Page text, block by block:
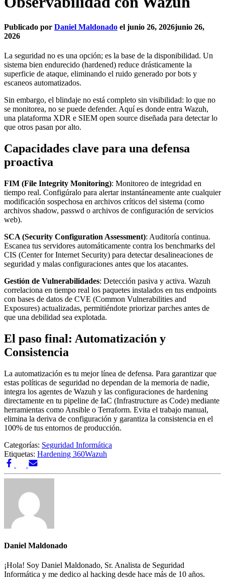
Publicado por Daniel Maldonado el junio 26, 2026junio 26,
2026
La seguridad no es una opción; es la base de la disponibilidad. Un
sistema bien endurecido (hardened) reduce drásticamente la
superficie de ataque, eliminando el ruido generado por bots y
escaneos automatizados.
Sin embargo, el blindaje no está completo sin visibilidad: lo que no
se monitorea, no se puede defender. Aquí es donde entra Wazuh,
una plataforma XDR e SIEM open source diseñada para detectar lo
que otros pasan por alto.
Capacidades clave para una defensa
proactiva
FIM (File Integrity Monitoring): Monitoreo de integridad en
tiempo real. Configúralo para alertar instantáneamente ante cualquier
modificación sospechosa en archivos críticos del sistema (como
archivos shadow, passwd o archivos de configuración de servicios
web).
SCA (Security Configuration Assessment): Auditoría continua.
Escanea tus servidores automáticamente contra los benchmarks del
CIS (Center for Internet Security) para detectar desalineaciones de
seguridad y malas configuraciones antes que los atacantes.
Gestión de Vulnerabilidades: Detección pasiva y activa. Wazuh
correlaciona en tiempo real los paquetes instalados en tus endpoints
con bases de datos de CVE (Common Vulnerabilities and
Exposures) actualizadas, permitiéndote priorizar parches antes de
que una debilidad sea explotada.
El paso final: Automatización y
Consistencia
La automatización es tu mejor línea de defensa. Para garantizar que
estas políticas de seguridad no dependan de la memoria de nadie,
integra los agentes de Wazuh y las configuraciones de hardening
directamente en tu pipeline de IaC (Infrastructure as Code) mediante
herramientas como Ansible o Terraform. Evita el trabajo manual,
elimina la deriva de configuración y garantiza la consistencia en el
100% de tus entornos de producción.
Categorías: Seguridad Informática
Etiquetas: Hardening 360Wazuh
Daniel Maldonado
¡Hola! Soy Daniel Maldonado, Sr. Analista de Seguridad
Informática y me dedico al hacking desde hace más de 10 años.